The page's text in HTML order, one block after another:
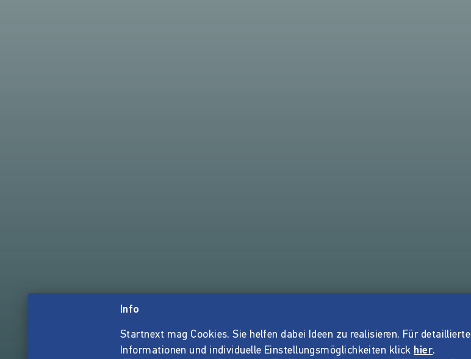
Info
Startnext mag Cookies. Sie helfen dabei Ideen zu realisieren. Für detaillierte
Informationen und individuelle Einstellungsmöglichkeiten klick hier.